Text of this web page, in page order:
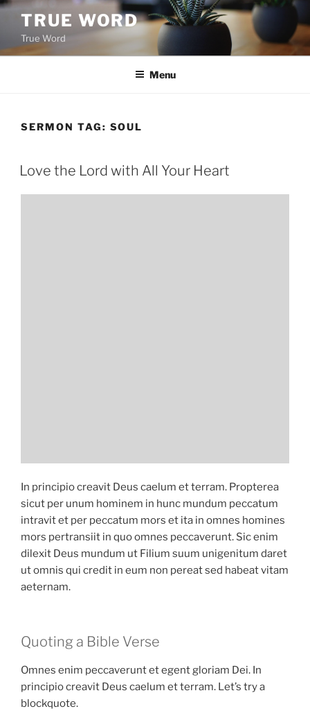
Skip
content
TRUE WORD
True Word
Menu
SERMON TAG: SOUL
Love the Lord with All Your Heart
In principio creavit Deus caelum et terram. Propterea
sicut per unum hominem in hunc mundum peccatum
intravit et per peccatum mors et ita in omnes homines
mors pertransiit in quo omnes peccaverunt. Sic enim
dilexit Deus mundum ut Filium suum unigenitum daret
ut omnis qui credit in eum non pereat sed habeat vitam
aeternam.
Quoting a Bible Verse
Omnes enim peccaverunt et egent gloriam Dei. In
principio creavit Deus caelum et terram. Let’s try a
blockquote.